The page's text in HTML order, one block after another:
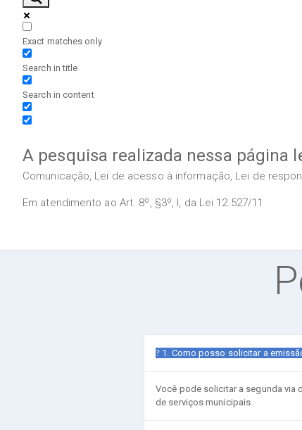
Exact matches only
Search in title
Search in content
A pesquisa realizada nessa página
Comunicação, Lei de acesso à informação, Lei de
Em atendimento ao Art. 8º, §3º, I, da Lei 12.527/11
1. Como posso solicitar a
Você pode solicitar a segunda via
de serviços municipais.